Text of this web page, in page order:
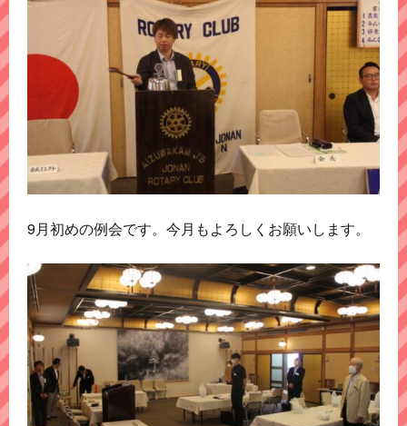
9月初めの例会です。今月もよろしくお願いします。